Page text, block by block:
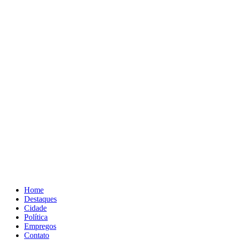
Home
Destaques
Cidade
Política
Empregos
Contato